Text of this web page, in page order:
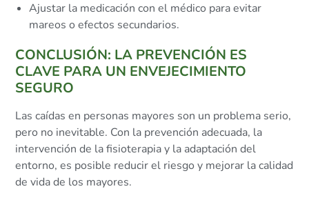
Ajustar la medicación con el médico para evitar
mareos o efectos secundarios.
CONCLUSIÓN: LA PREVENCIÓN ES
CLAVE PARA UN ENVEJECIMIENTO
SEGURO
Las caídas en personas mayores son un problema serio,
pero no inevitable. Con la prevención adecuada, la
intervención de la fisioterapia y la adaptación del
entorno, es posible reducir el riesgo y mejorar la calidad
de vida de los mayores.